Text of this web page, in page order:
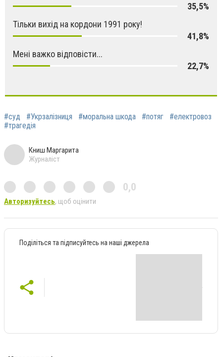
35,5%
Тільки вихід на кордони 1991 року!
41,8%
Мені важко відповісти...
22,7%
#суд #Укрзалізниця #моральна шкода #потяг
#електровоз
#трагедія
Книш Маргарита
Журналіст
0,0
Авторизуйтесь, щоб оцінити
Поділіться та підписуйтесь на наші джерела